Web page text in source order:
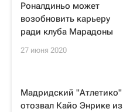
Роналдиньо может
возобновить карьеру
ради клуба Марадоны
27 июня 2020
Мадридский "Атлетико"
отозвал Кайо Энрике из